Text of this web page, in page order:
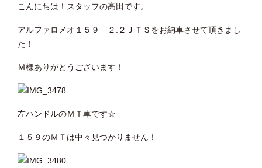
こんにちは！スタッフの高田です。
アルファロメオ１５９ ２.２ＪＴＳをお納車させて頂きまし
た！
Ｍ様ありがとうございます！
左ハンドルのＭＴ車です☆
１５９のＭＴは中々見つかりません！